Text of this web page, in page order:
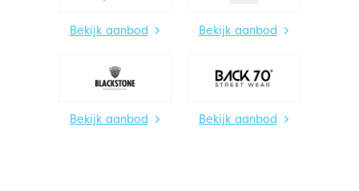
Bekijk aanbod Bekijk aanbod
Bekijk aanbod Bekijk aanbod